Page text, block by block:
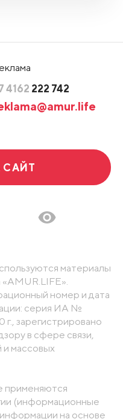
4162 222 742
САЙТ
материалы
номер и дата
серия ИА №
зарегистрировано
в сфере связи,
массовых
применяются
(информационные
на основе